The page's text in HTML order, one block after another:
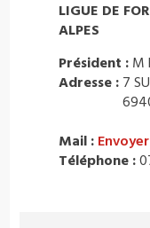
LIGUE DE
ALPES
Président : M
Adresse : 7
Mail :
Téléphone :